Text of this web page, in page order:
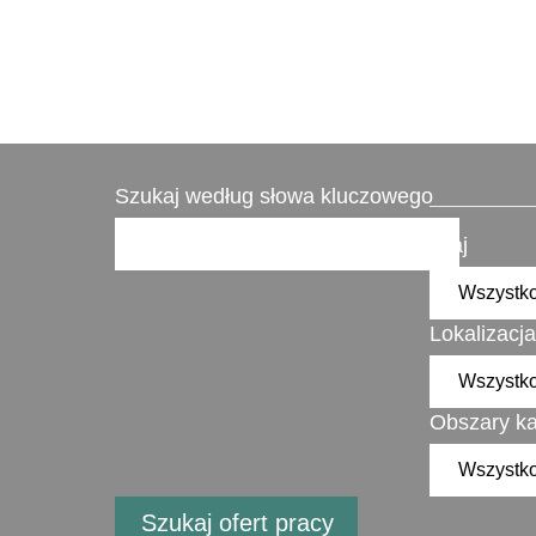
Szukaj według słowa kluczowego
Kraj
Lokalizacja
Obszary